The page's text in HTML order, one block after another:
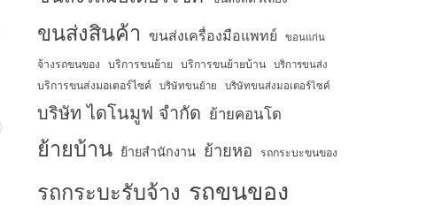
ขนส่งสินค้า ขนส่งเครื่องมือแพทย์ ขอนแก่น
จ้างรถขนของ บริการขนย้าย บริการขนย้ายบ้าน บริการขนส่ง
บริการขนส่งมอเตอร์ไซค์ บริษัทขนย้าย บริษัทขนส่งมอเตอร์ไซค์
บริษัท ไดโนมูฟ จำกัด ย้ายคอนโด
ย้ายบ้าน ย้ายสำนักงาน ย้ายหอ รถกระบะขนของ
รถกระบะรับจ้าง รถขนของ